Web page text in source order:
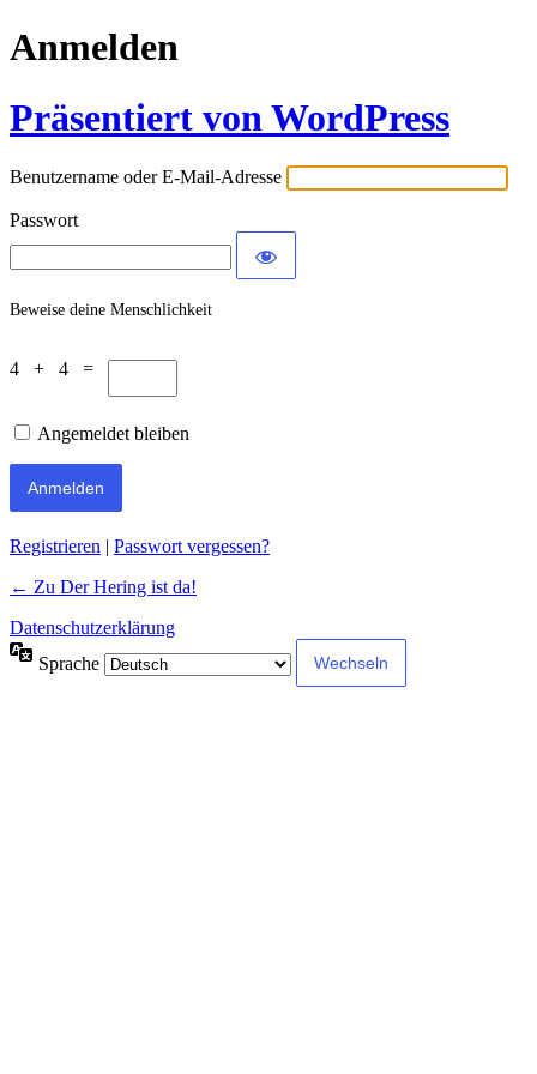
Anmelden
Präsentiert von WordPress
Benutzername oder E-Mail-Adresse
Passwort
Beweise deine Menschlichkeit
4 + 4 =
Angemeldet bleiben
Registrieren
Passwort vergessen?
← Zu Der Hering ist da!
Datenschutzerklärung
Sprache